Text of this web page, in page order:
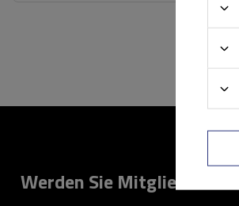
Werden Sie Mitglied